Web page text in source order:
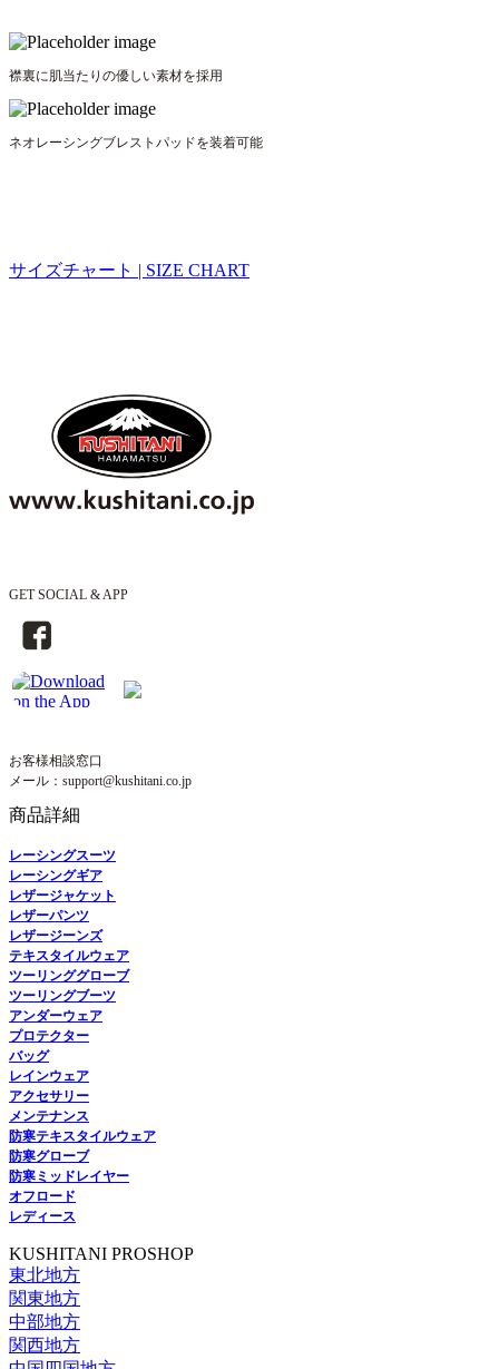
襟裏に肌当たりの優しい素材を採用
ネオレーシングブレストパッドを装着可能
サイズチャート | SIZE CHART
GET SOCIAL & APP
お客様相談窓口
メール：support@kushitani.co.jp
商品詳細
レーシングスーツ
レーシングギア
レザージャケット
レザーパンツ
レザージーンズ
テキスタイルウェア
ツーリンググローブ
ツーリングブーツ
アンダーウェア
プロテクター
バッグ
レインウェア
アクセサリー
メンテナンス
防寒テキスタイルウェア
防寒グローブ
防寒ミッドレイヤー
オフロード
レディース
KUSHITANI PROSHOP
東北地方
関東地方
中部地方
関西地方